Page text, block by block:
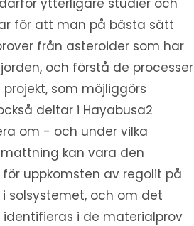
ytterligare studier och
för att man på bästa sätt
från asteroider som har
och förstå de processer
som möjliggörs
deltar i Hayabusa2
om - och under vilka
kan vara den
uppkomsten av regolit på
solsystemet, och om det
i de materialprov